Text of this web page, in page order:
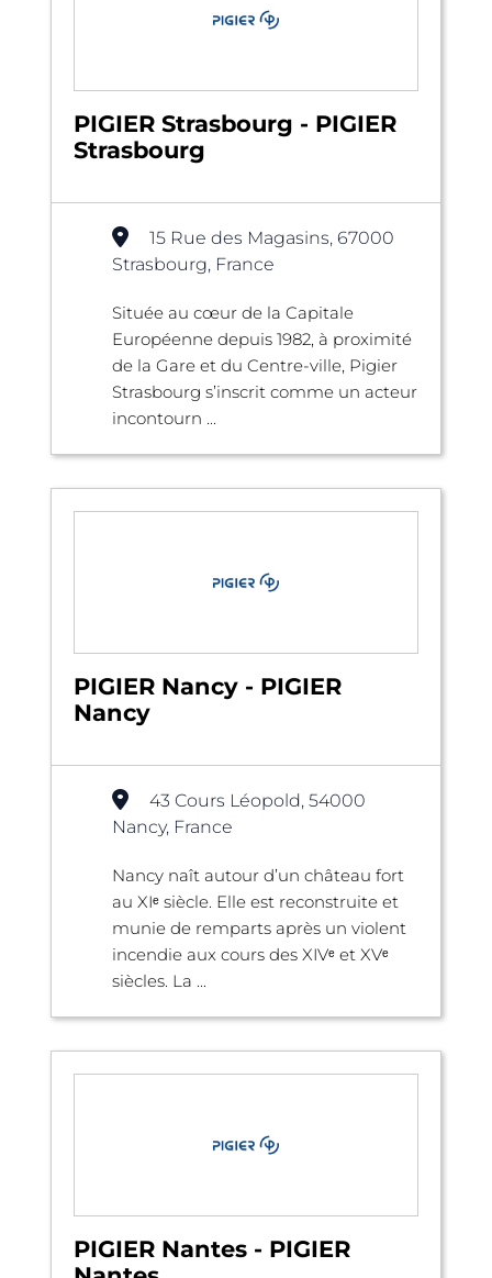
PIGIER Strasbourg - PIGIER
Strasbourg
15 Rue des Magasins, 67000
Strasbourg, France
Située au cœur de la Capitale
Européenne depuis 1982, à proximité
de la Gare et du Centre-ville, Pigier
Strasbourg s’inscrit comme un acteur
incontourn ...
PIGIER Nancy - PIGIER
Nancy
43 Cours Léopold, 54000
Nancy, France
Nancy naît autour d’un château fort
au XIᵉ siècle. Elle est reconstruite et
munie de remparts après un violent
incendie aux cours des XIVᵉ et XVᵉ
siècles. La ...
PIGIER Nantes - PIGIER